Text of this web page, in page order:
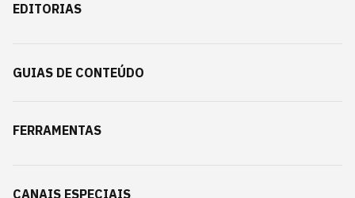
EDITORIAS
GUIAS DE CONTEÚDO
FERRAMENTAS
CANAIS ESPECIAIS